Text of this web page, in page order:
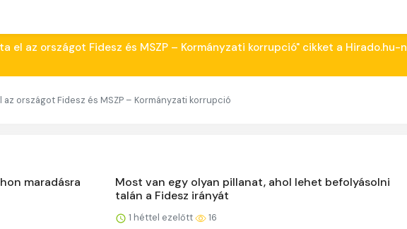
el az országot Fidesz és MSZP – Kormányzati korrupció" cikket a Hirado.hu-n
országot Fidesz és MSZP – Kormányzati korrupció
maradásra
Most van egy olyan pillanat, ahol lehet befolyásolni
talán a Fidesz irányát
1 héttel ezelőtt 16